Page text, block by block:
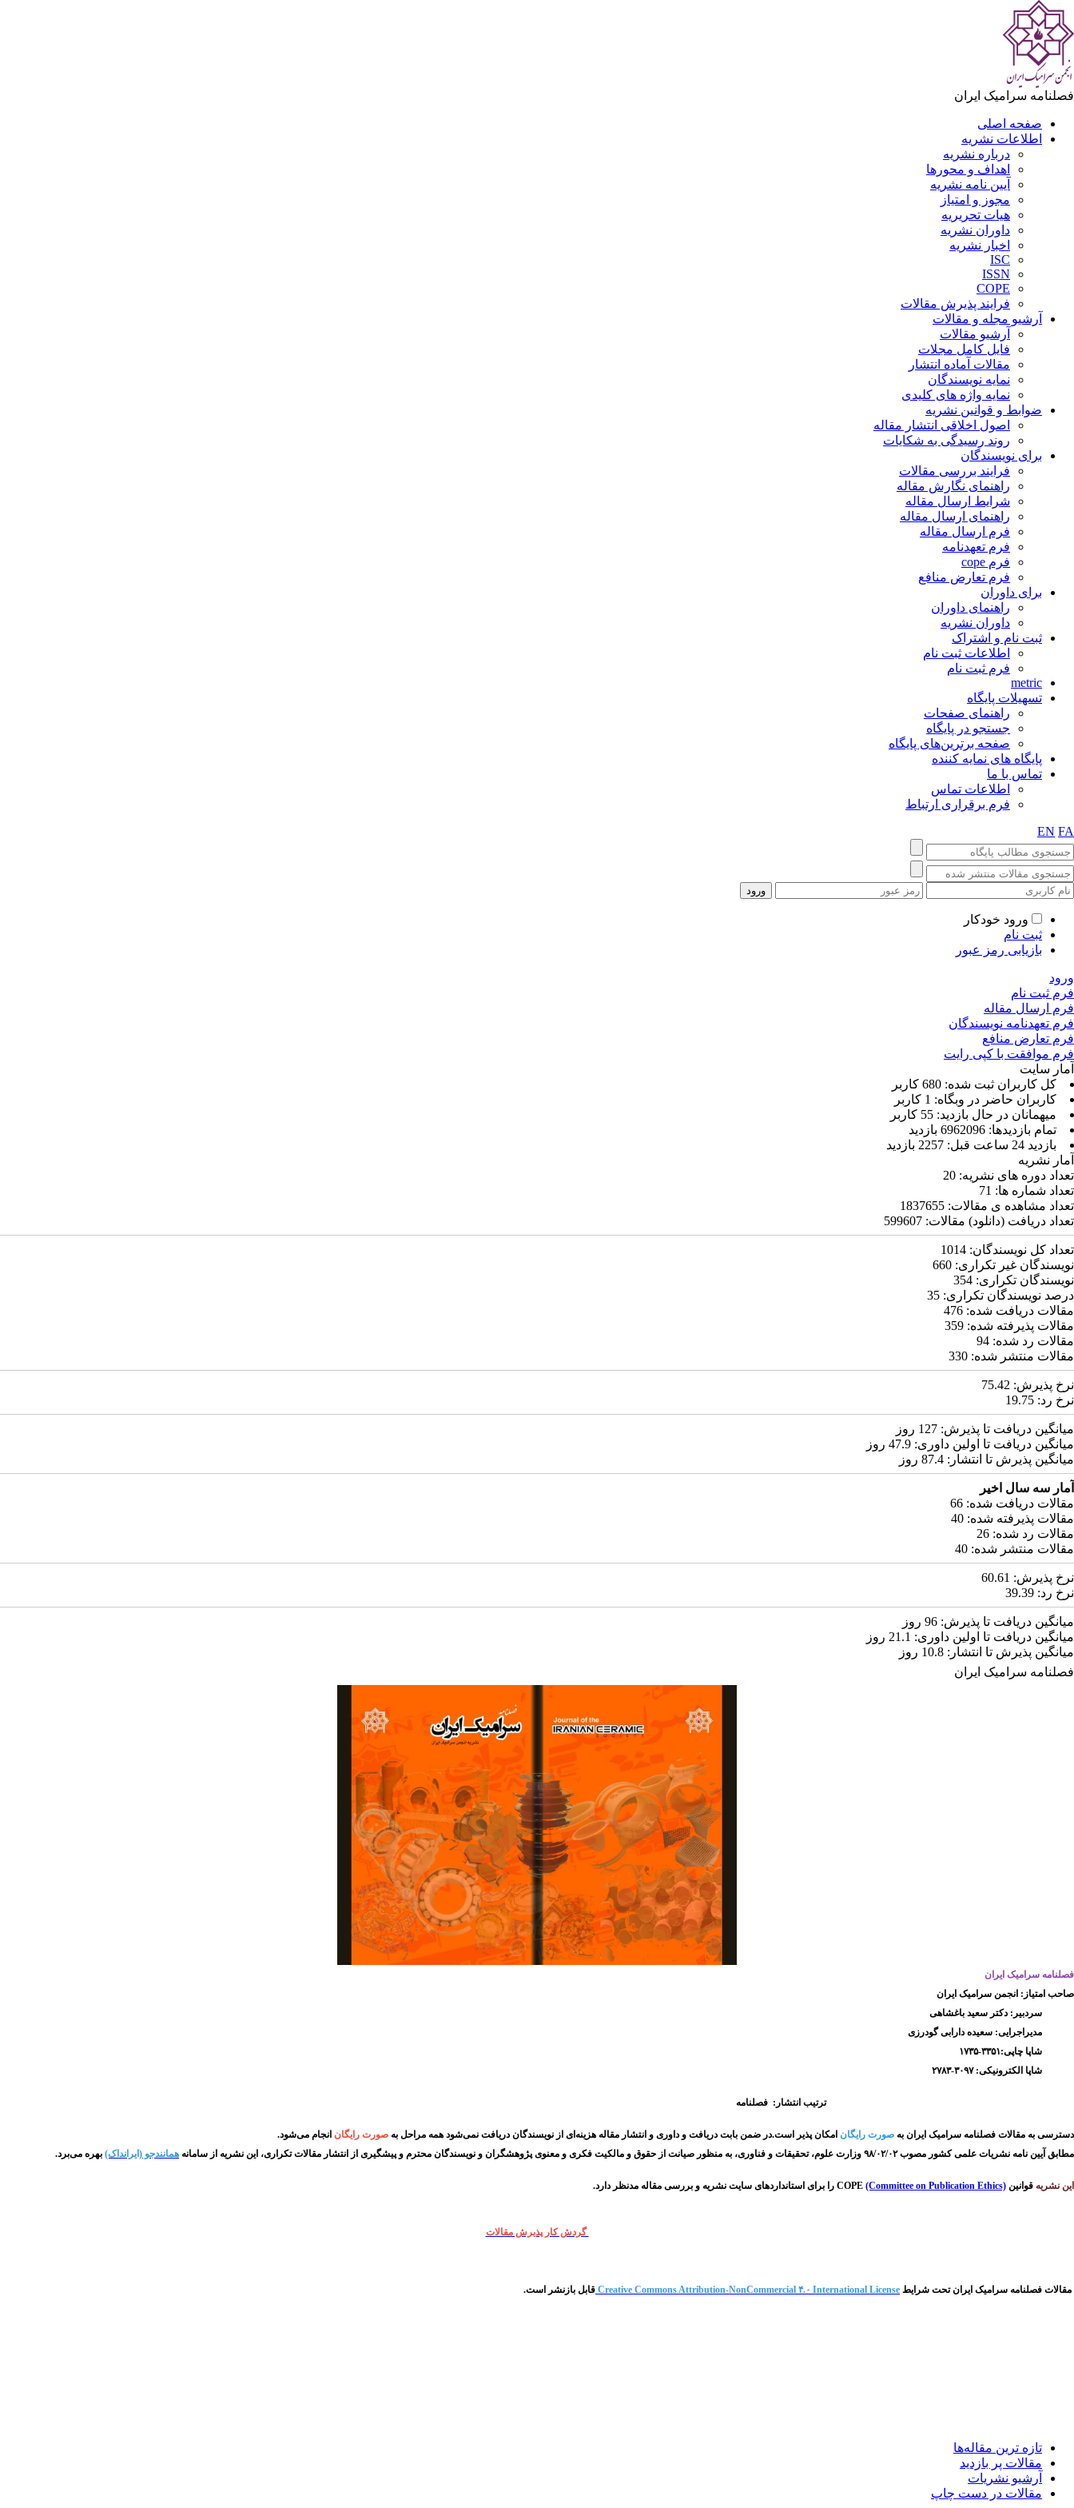
فصلنامه سرامیک ایران
صفحه اصلی
اطلاعات نشریه
درباره نشریه
اهداف و محورها
آیین نامه نشریه
مجوز و امتیاز
هیات تحریریه
داوران نشریه
اخبار نشریه
ISC
ISSN
COPE
فرایند پذیرش مقالات
آرشیو مجله و مقالات
آرشیو مقالات
فایل کامل مجلات
مقالات آماده انتشار
نمایه نویسندگان
نمایه واژه های کلیدی
ضوابط و قوانین نشریه
اصول اخلاقی انتشار مقاله
روند رسیدگی به شکایات
برای نویسندگان
فرایند بررسی مقالات
راهنمای نگارش مقاله
شرایط ارسال مقاله
راهنمای ارسال مقاله
فرم ارسال مقاله
فرم تعهدنامه
فرم cope
فرم تعارض منافع
برای داوران
راهنمای داوران
داوران نشریه
ثبت نام و اشتراک
اطلاعات ثبت نام
فرم ثبت نام
metric
تسهیلات پایگاه
راهنمای صفحات
جستجو در پایگاه
صفحه برترین‌های پایگاه
پایگاه های نمایه کننده
تماس با ما
اطلاعات تماس
فرم برقراری ارتباط
EN FA
ورود خودکار
ثبت نام
بازیابی رمز عبور
ورود
فرم ثبت نام
فرم ارسال مقاله
فرم تعهدنامه نویسندگان
فرم تعارض منافع
فرم موافقت با کپی رایت
آمار سایت
كل کاربران ثبت شده: 680 کاربر
کاربران حاضر در وبگاه: 1 کاربر
ميهمانان در حال بازديد: 55 کاربر
تمام بازديد‌ها: 6962096 بازدید
بازديد 24 ساعت قبل: 2257 بازدید
آمار نشریه
تعداد دوره های نشریه: 20
تعداد شماره ها: 71
تعداد مشاهده ی مقالات: 1837655
تعداد دریافت (دانلود) مقالات: 599607
تعداد کل نویسندگان: 1014
نویسندگان غیر تکراری: 660
نویسندگان تکراری: 354
درصد نویسندگان تکراری: 35
مقالات دریافت شده: 476
مقالات پذیرفته شده: 359
مقالات رد شده: 94
مقالات منتشر شده: 330
نرخ پذیرش: 75.42
نرخ رد: 19.75
میانگین دریافت تا پذیرش: 127 روز
میانگین دریافت تا اولین داوری: 47.9 روز
میانگین پذیرش تا انتشار: 87.4 روز
آمار سه سال اخیر
مقالات دریافت شده: 66
مقالات پذیرفته شده: 40
مقالات رد شده: 26
مقالات منتشر شده: 40
نرخ پذیرش: 60.61
نرخ رد: 39.39
میانگین دریافت تا پذیرش: 96 روز
میانگین دریافت تا اولین داوری: 21.1 روز
میانگین پذیرش تا انتشار: 10.8 روز
فصلنامه سرامیک ایران
فصلنامه سرامیک ایران
صاحب امتیاز: انجمن سرامیک ایران
سردبیر: دکتر سعید باغشاهی
مدیراجرایی: سعیده دارابی گودرزی
شاپا چاپی:۳۳۵۱-۱۷۳۵
شاپا الکترونیکی: ۳۰۹۷
-۲۷۸۳
ترتیب انتشار: فصلنامه
دسترسی به مقالات فصلنامه سرامیک ایران به صورت رایگان امکان پذیر است.در ضمن بابت دریافت و داوری و انتشار مقاله هزینه‌ای از نویسندگان دریافت نمی‌شود همه مراحل به صورت رایگان انجام می‌شود.
مطابق آیین نامه نشریات علمی کشور مصوب ۹۸/۰۲/۰۲ وزارت علوم، تحقیقات و فناوری، به منظور صیانت از حقوق و مالکیت فکری و معنوی پژوهشگران و نویسندگان محترم و پیشگیری از انتشار مقالات تکراری، این نشریه از سامانه
همانندجو (ایرانداک) بهره می‌برد.
این نشریه قوانین COPE (Committee on Publication Ethics) را برای استاندارد‌های سایت نشریه و بررسی مقاله مدنظر دارد.
گردش کار پذیرش مقالات
مقالات فصلنامه سرامیک ایران تحت شرایط Creative Commons Attribution-NonCommercial ۴.۰ International License قابل بازنشر است.
تازه ‌ترين مقاله‌ها
مقالات پر بازدید
آرشیو نشریات
مقالات در دست چاپ